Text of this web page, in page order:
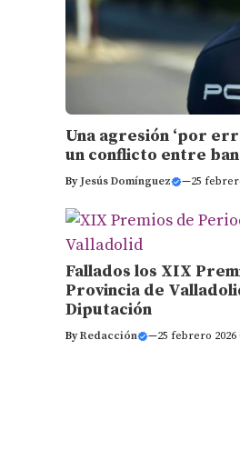
Una agresión ‘por
un conflicto entre
By Jesús Domínguez —25
Fallados los XIX
Provincia de
Diputación
ByRedacción —25 febrero 2026